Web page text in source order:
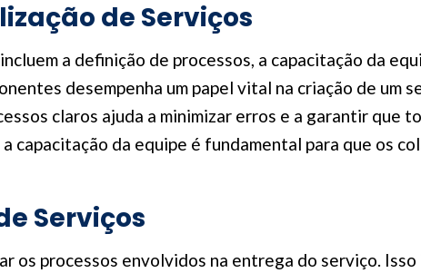
de Serviços
a definição de processos, a capacitação da
desempenha um papel vital na criação de um
claros ajuda a minimizar erros e a garantir que
capacitação da equipe é fundamental para que os
Serviços
os processos envolvidos na entrega do serviço.